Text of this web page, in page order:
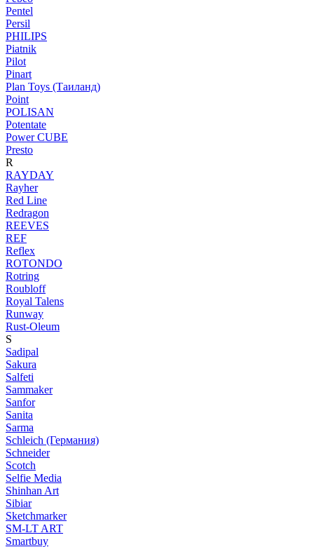
Pentel
Persil
PHILIPS
Piatnik
Pilot
Pinart
Plan Toys (Таиланд)
Point
POLISAN
Potentate
Power CUBE
Presto
R
RAYDAY
Rayher
Red Line
Redragon
REEVES
REF
Reflex
ROTONDO
Rotring
Roubloff
Royal Talens
Runway
Rust-Oleum
S
Sadipal
Sakura
Salfeti
Sammaker
Sanfor
Sanita
Sarma
Schleich (Германия)
Schneider
Scotch
Selfie Media
Shinhan Art
Sibiar
Sketchmarker
SM-LT ART
Smartbuy